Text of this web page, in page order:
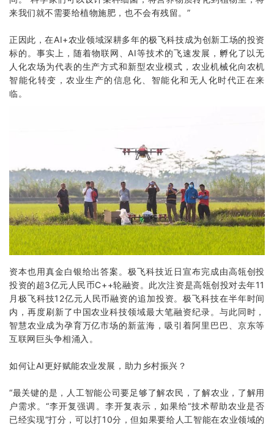
来我们就不需要给植物施肥，也不会有残留。”
正因此，在AI+农业领域深耕多年的极飞科技成为创新工场的投资
标的。事实上，随着物联网、AI等技术的飞速发展，孵化了以无
人化农场为代表的生产方式和新型农业模式，农业机械化向农机
智能化转变，农业生产的信息化、智能化和无人化时代正在来
临。
资本也用真金白银给出答案。极飞科技近日宣布完成由高瓴创投
投资的超3亿元人民币C++轮融资。此次注资是高瓴创投对去年11
月极飞科技12亿元人民币融资的追加投资。极飞科技在半年时间
内，再度刷新了中国农业科技领域最大笔融资纪录。与此同时，
智慧农业成为孕育万亿市场的新蓝海，吸引着阿里巴巴、京东等
互联网巨头争相涌入。
如何让AI更好赋能农业发展，助力乡村振兴？
“最关键的是，人工智能公司要足够了解农民，了解农业，了解用
户需求。“李开复强调。李开复表示，如果给“技术帮助农业是否
已经实现“打分，可以打10分，但如果要给人工智能在农业领域的